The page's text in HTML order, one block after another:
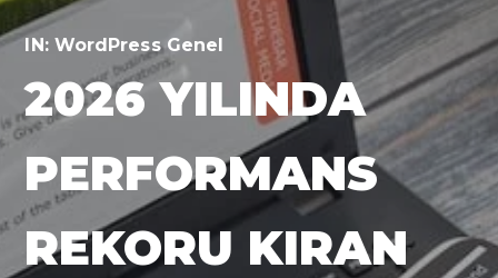
IN: WordPress Genel
2026 YILINDA
PERFORMANS
REKORU KIRAN